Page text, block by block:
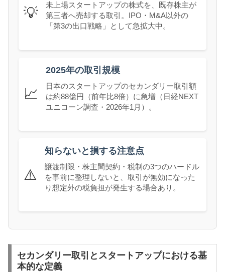
💡
未上場スタートアップの株式を、既存株主が
第三者へ売却する取引。IPO・M&A以外の
「第3の出口戦略」として急拡大中。
📈
2025年の取引規模
日本のスタートアップのセカンダリー取引額
は約88億円（前年比8倍）に急増（日経NEXT
ユニコーン調査・2026年1月）。
⚠️
知らないと損する注意点
譲渡制限・株主間契約・税制の3つのハードル
を事前に整理しないと、取引が無効になった
り想定外の税負担が発生する場合あり。
セカンダリー取引とスタートアップにおける基
本的な定義